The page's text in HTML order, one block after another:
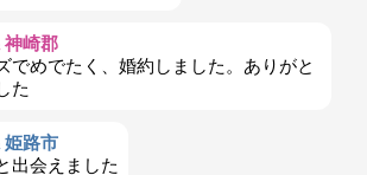
神崎郡
でめでたく、婚約しました。ありがと
た
姫路市
出会えました